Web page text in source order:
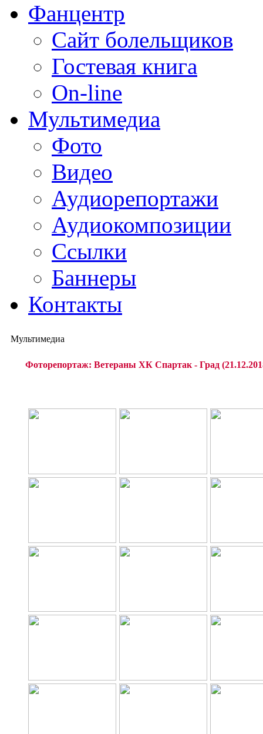
Фанцентр
Сайт болельщиков
Гостевая книга
On-line
Мультимедиа
Фото
Видео
Аудиорепортажи
Аудиокомпозиции
Ссылки
Баннеры
Контакты
Мультимедиа
Фоторепортаж: Ветераны ХК Спартак - Град